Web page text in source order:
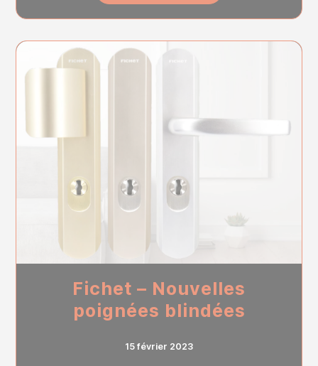
Fichet – Nouvelles
poignées blindées
15 février 2023